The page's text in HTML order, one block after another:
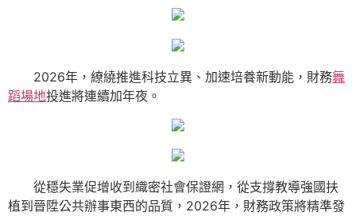
2026年，繚繞推進科技立異、加速培養新動能，財務舞
蹈場地投進將連續加年夜。
從穩失業促增收到織密社會保證網，從支撐教導強國扶
植到晉陞公共辦事東西的品質，2026年，財務政策將精準發